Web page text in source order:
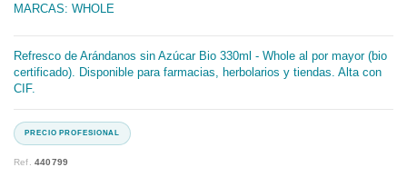
MARCAS: WHOLE
Refresco de Arándanos sin Azúcar Bio 330ml - Whole al por mayor (bio
certificado). Disponible para farmacias, herbolarios y tiendas. Alta con
CIF.
Ref.440799